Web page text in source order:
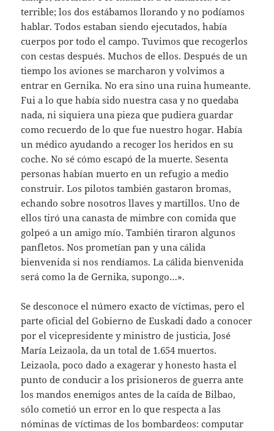
terrible; los dos estábamos llorando y no podíamos
hablar. Todos estaban siendo ejecutados, había
cuerpos por todo el campo. Tuvimos que recogerlos
con cestas después. Muchos de ellos. Después de un
tiempo los aviones se marcharon y volvimos a
entrar en Gernika. No era sino una ruina humeante.
Fui a lo que había sido nuestra casa y no quedaba
nada, ni siquiera una pieza que pudiera guardar
como recuerdo de lo que fue nuestro hogar. Había
un médico ayudando a recoger los heridos en su
coche. No sé cómo escapó de la muerte. Sesenta
personas habían muerto en un refugio a medio
construir. Los pilotos también gastaron bromas,
echando sobre nosotros llaves y martillos. Uno de
ellos tiró una canasta de mimbre con comida que
golpeó a un amigo mío. También tiraron algunos
panfletos. Nos prometían pan y una cálida
bienvenida si nos rendíamos. La cálida bienvenida
será como la de Gernika, supongo…».
Se desconoce el número exacto de víctimas, pero el
parte oficial del Gobierno de Euskadi dado a conocer
por el vicepresidente y ministro de justicia, José
María Leizaola, da un total de 1.654 muertos.
Leizaola, poco dado a exagerar y honesto hasta el
punto de conducir a los prisioneros de guerra ante
los mandos enemigos antes de la caída de Bilbao,
sólo cometió un error en lo que respecta a las
nóminas de víctimas de los bombardeos: computar